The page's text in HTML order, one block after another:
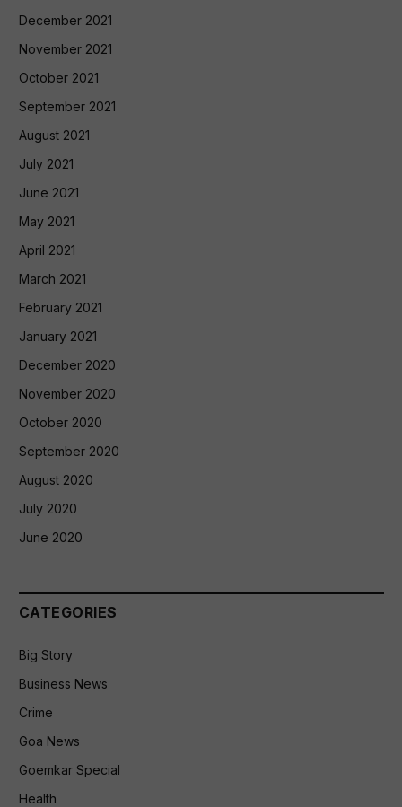
December 2021
November 2021
October 2021
September 2021
August 2021
July 2021
June 2021
May 2021
April 2021
March 2021
February 2021
January 2021
December 2020
November 2020
October 2020
September 2020
August 2020
July 2020
June 2020
CATEGORIES
Big Story
Business News
Crime
Goa News
Goemkar Special
Health